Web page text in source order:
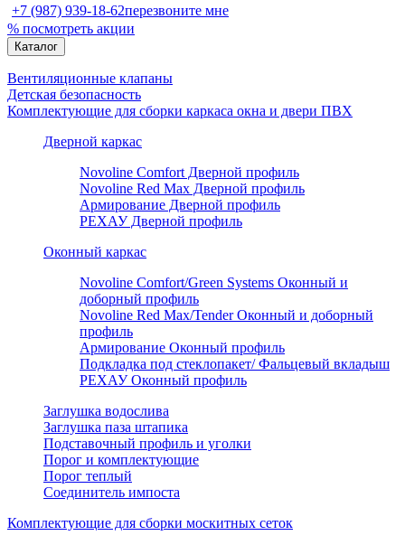
+7 (987) 939-18-62перезвоните мне
% посмотреть акции
Каталог
Вентиляционные клапаны
Детская безопасность
Комплектующие для сборки каркаса окна и двери ПВХ
Дверной каркас
Novoline Comfort Дверной профиль
Novoline Red Мax Дверной профиль
Армирование Дверной профиль
РЕХАУ Дверной профиль
Оконный каркас
Novoline Comfort/Green Systems Оконный и
доборный профиль
Novoline Red Max/Tender Оконный и доборный
профиль
Армирование Оконный профиль
Подкладка под стеклопакет/ Фальцевый вкладыш
РЕХАУ Оконный профиль
Заглушка водослива
Заглушка паза штапика
Подставочный профиль и уголки
Порог и комплектующие
Порог теплый
Соединитель импоста
Комплектующие для сборки москитных сеток